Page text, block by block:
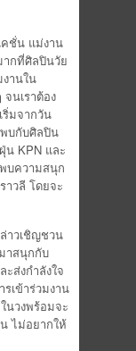
ชั่น แม่งาน
ากที่ศิลปินวัย
านใน
นเราต้อง
ริ่มจากวัน
บกับศิลปิน
KPN และ
บความสนุก
าวลี โดยจะ
าวเชิญชวน
าสนุกกับ
ส่งกำลังใจ
เข้าร่วมงาน
นวงพร้อมจะ
ไม่อยากให้